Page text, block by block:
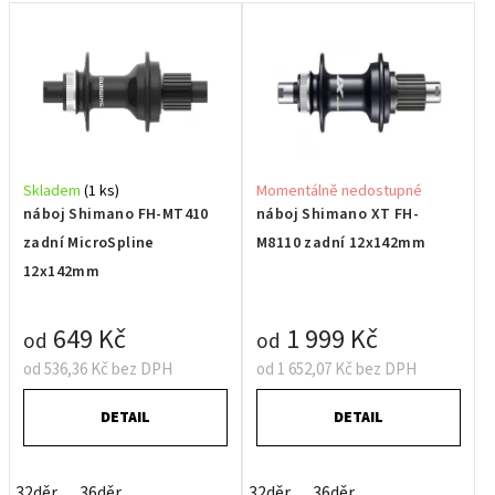
náboj Shimano FH-MT410
zadní MicroSpline
12x142mm
Skladem (1 ks)
od 536,36 Kč bez DPH
od 649 Kč
DETAIL
náboj Shimano XT FH-
M8110 zadní 12x142mm
Momentálně nedostupné
od 1 652,07 Kč bez DPH
od 1 999 Kč
DETAIL